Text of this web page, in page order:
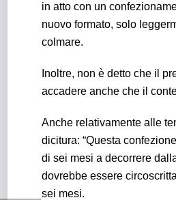
in atto con un
nuovo formato, solo
colmare.
Inoltre, non è detto che il
accadere anche che il
Anche relativamente alle
dicitura: “Questa
di sei mesi a decorrere
dovrebbe essere
sei mesi.